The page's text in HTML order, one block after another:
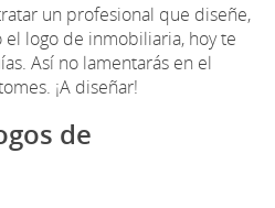
un profesional que diseñe,
logo de inmobiliaria, hoy te
Así no lamentarás en el
¡A diseñar!
de